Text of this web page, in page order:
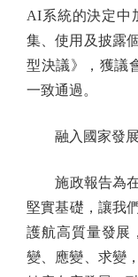
AI系統的決定中
集、使用及披露
型決議》，獲議
一致通過。
融入國家發展
施政報告為在
堅實基礎，讓我
護航高質量發展
變、應變、求變